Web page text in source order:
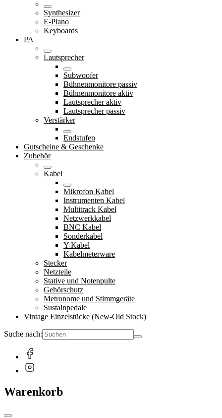
Synthesizer
E-Piano
Keyboards
PA
Lautsprecher
Subwoofer
Bühnenmonitore passiv
Bühnenmonitore aktiv
Lautsprecher aktiv
Lautsprecher passiv
Verstärker
Endstufen
Gutscheine & Geschenke
Zubehör
Kabel
Mikrofon Kabel
Instrumenten Kabel
Multitrack Kabel
Netzwerkkabel
BNC Kabel
Sonderkabel
Y-Kabel
Kabelmeterware
Stecker
Netzteile
Stative und Notenpulte
Gehörschutz
Metronome und Stimmgeräte
Sustainpedale
Vintage Einzelstücke (New-Old Stock)
Suche nach:
Warenkorb